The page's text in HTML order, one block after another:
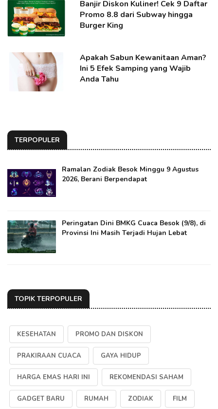
Banjir Diskon Kuliner! Cek 9 Daftar
Promo 8.8 dari Subway hingga
Burger King
Apakah Sabun Kewanitaan Aman?
Ini 5 Efek Samping yang Wajib
Anda Tahu
TERPOPULER
Ramalan Zodiak Besok Minggu 9 Agustus
2026, Berani Berpendapat
Peringatan Dini BMKG Cuaca Besok (9/8), di
Provinsi Ini Masih Terjadi Hujan Lebat
TOPIK TERPOPULER
KESEHATAN PROMO DAN DISKON
PRAKIRAAN CUACA GAYA HIDUP
HARGA EMAS HARI INI REKOMENDASI SAHAM
GADGET BARU RUMAH ZODIAK FILM